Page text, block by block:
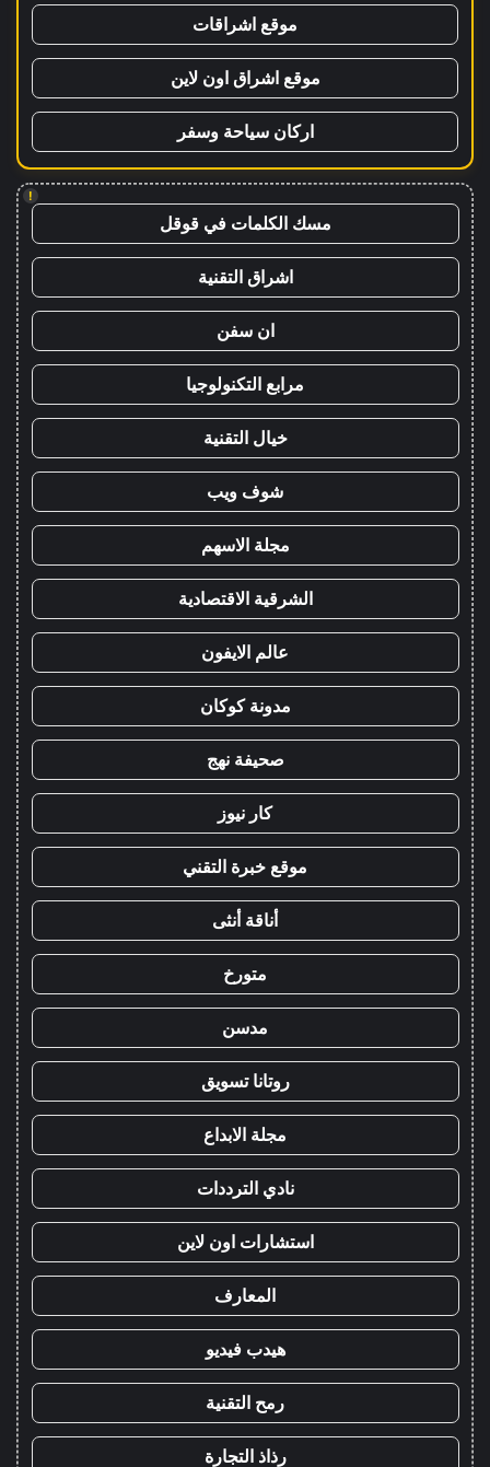
موقع اشراقات
موقع اشراق اون لاين
اركان سياحة وسفر
!
مسك الكلمات في قوقل
اشراق التقنية
ان سفن
مرابع التكنولوجيا
خيال التقنية
شوف ويب
مجلة الاسهم
الشرقية الاقتصادية
عالم الايفون
مدونة كوكان
صحيفة نهج
كار نيوز
موقع خبرة التقني
أناقة أنثى
متورخ
مدسن
روتانا تسويق
مجلة الابداع
نادي الترددات
استشارات اون لاين
المعارف
هيدب فيديو
رمح التقنية
رذاذ التجارة